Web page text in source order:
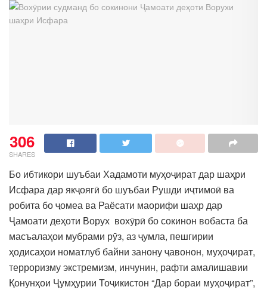
306
SHARES
Бо ибтикори шуъбаи Хадамоти муҳоҷират дар шаҳри
Исфара дар якҷоягӣ бо шуъбаи Рушди иҷтимоӣ ва
робита бо ҷомеа ва Раёсати маорифи шаҳр дар
Ҷамоати деҳоти Ворух вохӯрӣ бо сокинон вобаста ба
масъалаҳои мубрами рӯз, аз ҷумла, пешгирии
ҳодисаҳои номатлуб байни занону ҷавонон, муҳоҷират,
терроризму экстремизм, инчунин, рафти амалишавии
Қонунҳои Ҷумҳурии Тоҷикистон “Дар бораи муҳоҷират”,